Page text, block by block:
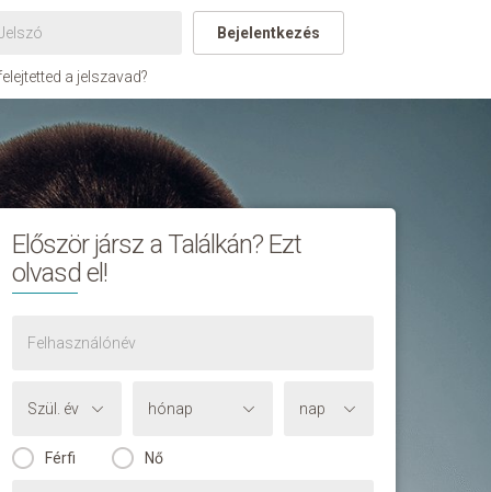
Bejelentkezés
a jelszavad?
Először jársz a Találkán? Ezt
olvasd el!
Férfi Nő